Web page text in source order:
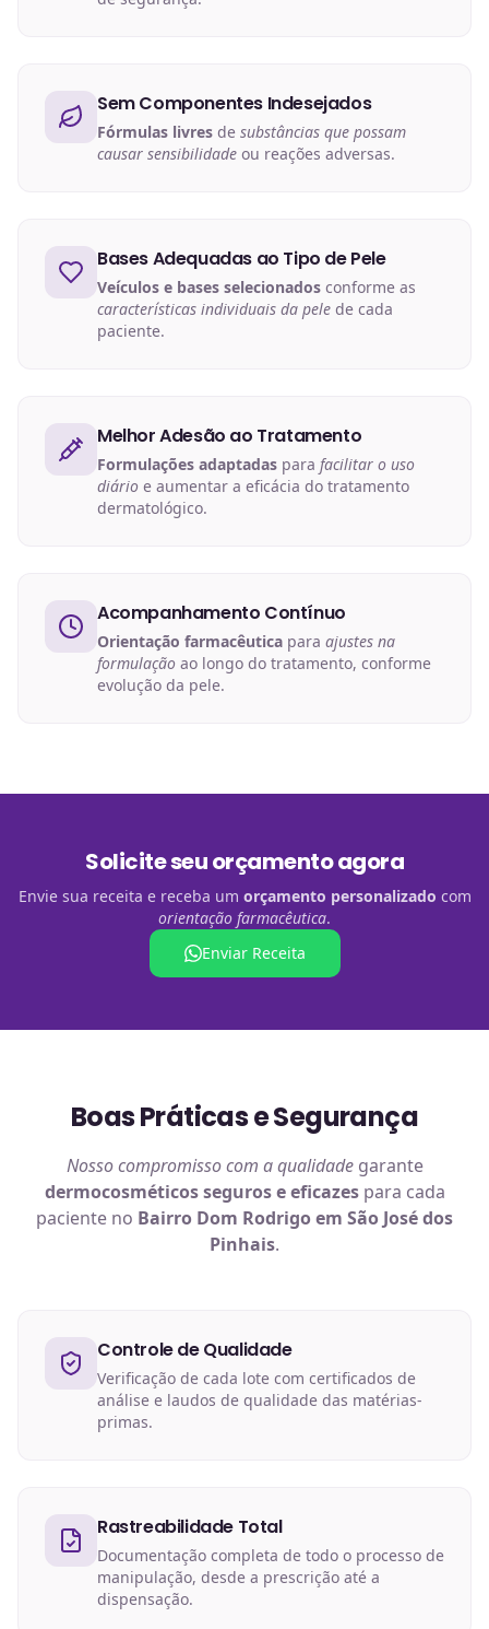
Sem Componentes Indesejados
Fórmulas livres de substâncias que possam
causar sensibilidade ou reações adversas.
Bases Adequadas ao Tipo de Pele
Veículos e bases selecionados conforme as
características individuais da pele de cada
paciente.
Melhor Adesão ao Tratamento
Formulações adaptadas para facilitar o uso
diário e aumentar a eficácia do tratamento
dermatológico.
Acompanhamento Contínuo
Orientação farmacêutica para ajustes na
formulação ao longo do tratamento, conforme
evolução da pele.
Solicite seu orçamento agora
Envie sua receita e receba um orçamento personalizado com
orientação farmacêutica.
Enviar Receita
Boas Práticas e Segurança
Nosso compromisso com a qualidadegarante
dermocosméticosseguros e eficazespara cada
paciente no Bairro Dom Rodrigo em São José dos
Pinhais.
Controle de Qualidade
Verificação de cada lote com certificados de
análise e laudos de qualidade das matérias-
primas.
Rastreabilidade Total
Documentação completa de todo o processo de
manipulação, desde a prescrição até a
dispensação.